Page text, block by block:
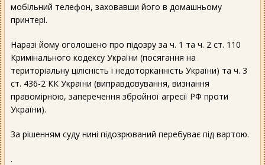
мобільний телефон, заховавши його в домашньому
принтері.
Наразі йому оголошено про підозру за ч. 1 та ч. 2 ст. 110
Кримінального кодексу України (посягання на
територіальну цілісність і недоторканність України) та ч. 3
ст. 436-2 КК України (виправдовування, визнання
правомірною, заперечення збройної агресії РФ проти
України).
За рішенням суду нині підозрюваний перебуває під вартою.
.